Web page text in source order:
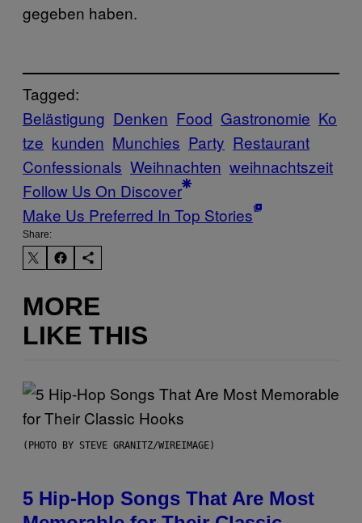
gegeben haben.
Tagged:
Belästigung Denken Food Gastronomie Ko
tze kunden Munchies Party Restaurant
Confessionals Weihnachten weihnachtszeit
Follow Us On Discover
Make Us Preferred In Top Stories
Share:
MORE
LIKE THIS
(PHOTO BY STEVE GRANITZ/WIREIMAGE)
5 Hip-Hop Songs That Are Most